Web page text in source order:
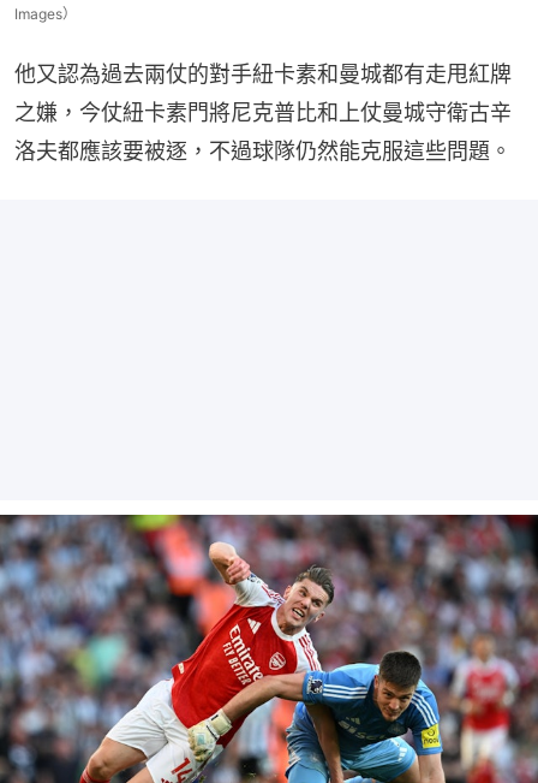
Images）
他又認為過去兩仗的對手紐卡素和曼城都有走甩紅牌
之嫌，今仗紐卡素門將尼克普比和上仗曼城守衛古辛
洛夫都應該要被逐，不過球隊仍然能克服這些問題。